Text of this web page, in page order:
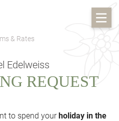
& Rates
Edelweiss
REQUEST
to spend yourholiday in the